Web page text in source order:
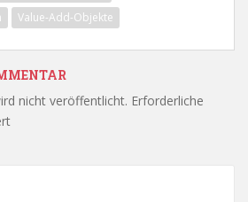
Value-Add-Objekte
nicht veröffentlicht. Erforderliche